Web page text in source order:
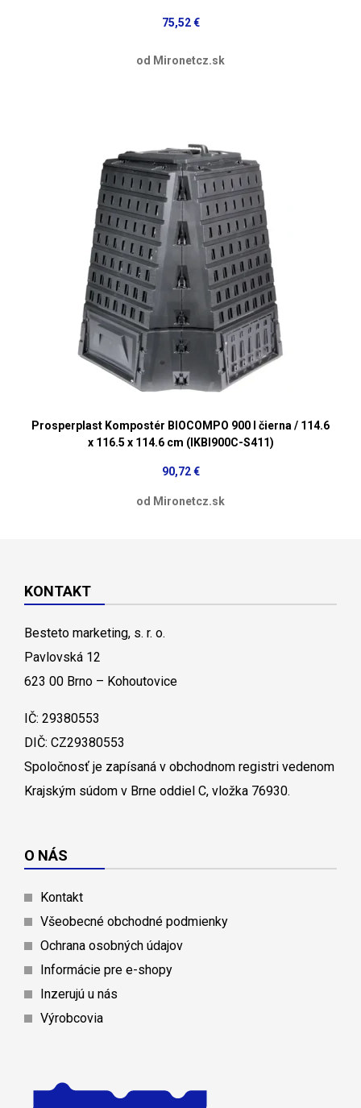
75,52 €
od Mironetcz.sk
Prosperplast Kompostér BIOCOMPO 900 l čierna / 114.6
x 116.5 x 114.6 cm (IKBI900C-S411)
90,72 €
od Mironetcz.sk
KONTAKT
Besteto marketing, s. r. o.
Pavlovská 12
623 00 Brno – Kohoutovice
IČ: 29380553
DIČ: CZ29380553
Spoločnosť je zapísaná v obchodnom registri vedenom
Krajským súdom v Brne oddiel C, vložka 76930.
O NÁS
Kontakt
Všeobecné obchodné podmienky
Ochrana osobných údajov
Informácie pre e-shopy
Inzerujú u nás
Výrobcovia